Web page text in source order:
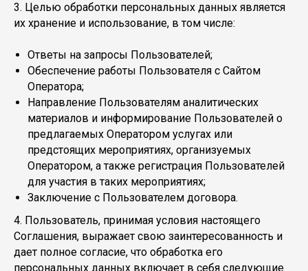
3. Целью обработки персональных данных является
их хранение и использование, в том числе:
Ответы на запросы Пользователей;
Обеспечение работы Пользователя с Сайтом
Оператора;
Направление Пользователям аналитических
материалов и информирование Пользователей о
предлагаемых Оператором услугах или
предстоящих мероприятиях, организуемых
Оператором, а также регистрация Пользователей
для участия в таких мероприятиях;
Заключение с Пользователем договора.
4. Пользователь, принимая условия настоящего
Соглашения, выражает свою заинтересованность и
дает полное согласие, что обработка его
персональных данных включает в себя следующие